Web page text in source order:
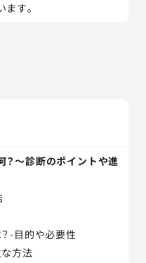
す。
？～診断のポイントや進
-目的や必要性
な方法